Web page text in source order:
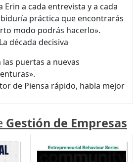
Erin a cada entrevista y a cada
práctica que encontrarás
modo podrás hacerlo».
década decisiva
puertas a nuevas
de Piensa rápido, habla mejor
Gestión de Empresas